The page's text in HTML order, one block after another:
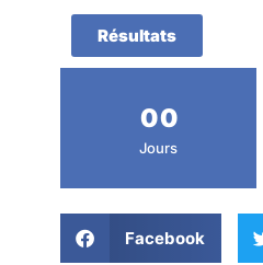
Résultats
00
Jours
Facebook